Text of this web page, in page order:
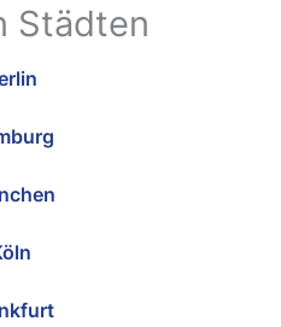
Städten